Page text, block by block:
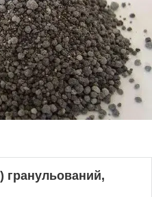
гранульований,